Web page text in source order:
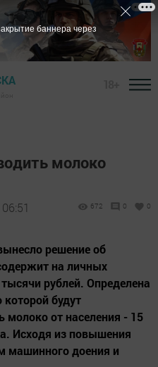
молоко
672 0 0
решение об
на личных
рублей. Определена
будут
от населения - 15
Исходя из повышения
машинного доения и
баннера через